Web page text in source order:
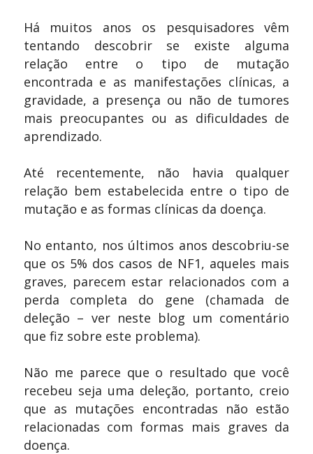
Há muitos anos os pesquisadores vêm
tentando descobrir se existe alguma
relação entre o tipo de mutação
encontrada e as manifestações clínicas, a
gravidade, a presença ou não de tumores
mais preocupantes ou as dificuldades de
aprendizado.
Até recentemente, não havia qualquer
relação bem estabelecida entre o tipo de
mutação e as formas clínicas da doença.
No entanto, nos últimos anos descobriu-se
que os 5% dos casos de NF1, aqueles mais
graves, parecem estar relacionados com a
perda completa do gene (chamada de
deleção – ver neste blog um comentário
que fiz sobre este problema).
Não me parece que o resultado que você
recebeu seja uma deleção, portanto, creio
que as mutações encontradas não estão
relacionadas com formas mais graves da
doença.